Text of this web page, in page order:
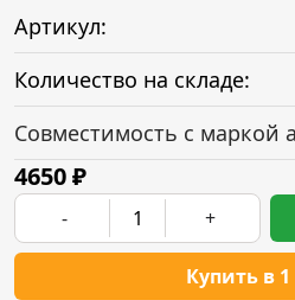
Артикул:
Количество на складе:
Совместимость с маркой
4650₽
- +
Купить в